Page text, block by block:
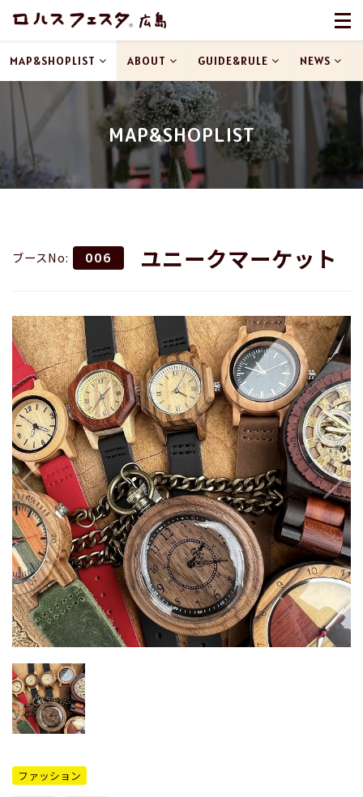
MAP&SHOPLIST
MAP&SHOPLIST ABOUT GUIDE&RULE NEWS
ブースNo: 006 ユニークマーケット
ファッション